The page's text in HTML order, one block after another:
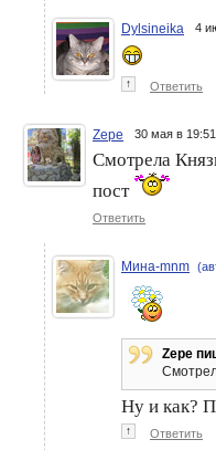
Dylsineika 4
↑ Ответить
Zepe 30 мая в
Смотрела
пост
Ответить
Мина-mnm
Zepe
Ну и как?
↑ Ответить